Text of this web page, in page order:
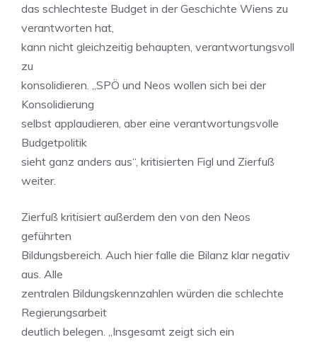
das schlechteste Budget in der Geschichte Wiens zu
verantworten hat,
kann nicht gleichzeitig behaupten, verantwortungsvoll
zu
konsolidieren. „SPÖ und Neos wollen sich bei der
Konsolidierung
selbst applaudieren, aber eine verantwortungsvolle
Budgetpolitik
sieht ganz anders aus“, kritisierten Figl und Zierfuß
weiter.
Zierfuß kritisiert außerdem den von den Neos
geführten
Bildungsbereich. Auch hier falle die Bilanz klar negativ
aus. Alle
zentralen Bildungskennzahlen würden die schlechte
Regierungsarbeit
deutlich belegen. „Insgesamt zeigt sich ein